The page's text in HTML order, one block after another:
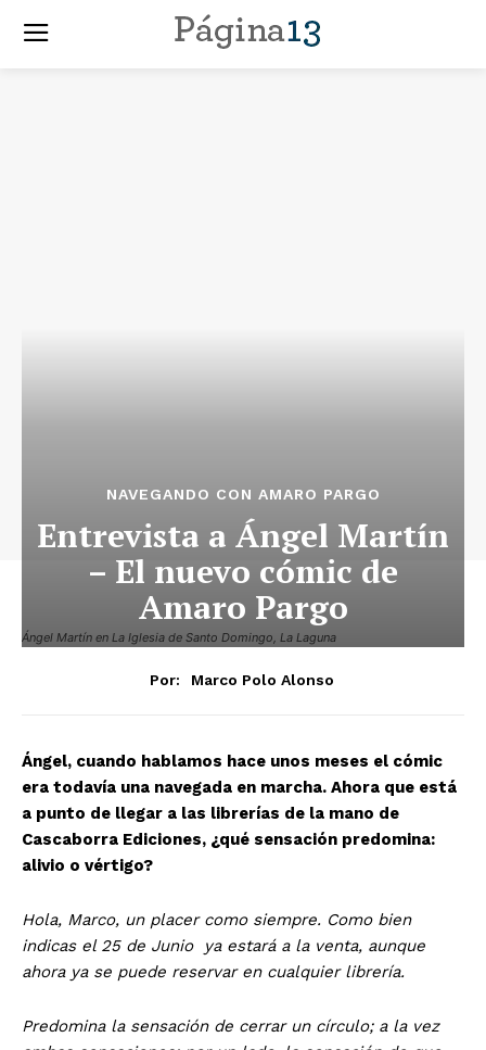
Ángel Martín en La Iglesia de Santo Domingo, La Laguna
NAVEGANDO CON AMARO PARGO
Entrevista a Ángel Martín
– El nuevo cómic de
Amaro Pargo
Por: Marco Polo Alonso
Ángel, cuando hablamos hace unos meses el cómic
era todavía una navegada en marcha. Ahora que está
a punto de llegar a las librerías de la mano de
Cascaborra Ediciones, ¿qué sensación predomina:
alivio o vértigo?
Hola, Marco, un placer como siempre. Como bien
indicas el 25 de Junio ya estará a la venta, aunque
ahora ya se puede reservar en cualquier librería.
Predomina la sensación de cerrar un círculo; a la vez